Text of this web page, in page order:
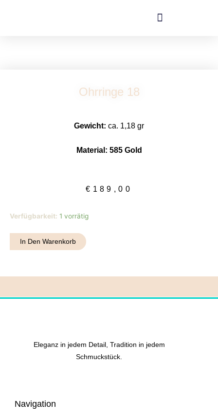
Ohrringe 18
Gewicht: ca. 1,18 gr
Material: 585 Gold
€ 189,00
Verfügbarkeit: 1 vorrätig
Ohrringe
Menge
In Den Warenkorb
Eleganz in jedem Detail, Tradition in jedem
Schmuckstück.
Navigation